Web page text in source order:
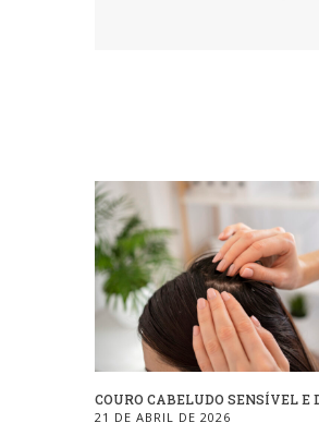
COURO CABELUDO SENSÍVEL E
21 DE ABRIL DE 2026